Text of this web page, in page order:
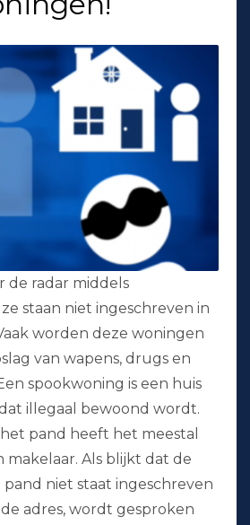
de radar middels
staan niet ingeschreven in
worden deze woningen
van wapens, drugs en
spookwoning is een huis
illegaal bewoond wordt.
pand heeft het meestal
Als blijkt dat de
niet staat ingeschreven
adres, wordt gesproken